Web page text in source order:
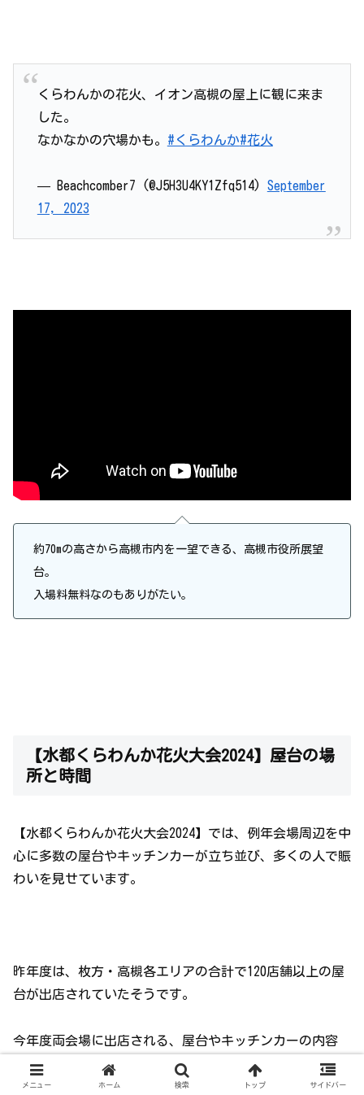
くらわんかの花火、イオン高槻の屋上に観に来ま
した。
なかなかの穴場かも。 #くらわんか#花火
— Beachcomber7 (@J5H3U4KY1Zfq514) September
17, 2023
約70mの高さから高槻市内を一望できる、高槻市役所展望
台。
入場料無料なのもありがたい。
【水都くらわんか花火大会2024】屋台の場
所と時間
【水都くらわんか花火大会2024】では、例年会場周辺を中
心に多数の屋台やキッチンカーが立ち並び、多くの人で賑
わいを見せています。
昨年度は、枚方・高槻各エリアの合計で120店舗以上の屋
台が出店されていたそうです。
今年度両会場に出店される、屋台やキッチンカーの内容
は、以下の『グルメマップ』をご確認下さい👇
メニュー ホーム 検索 トップ サイドバー